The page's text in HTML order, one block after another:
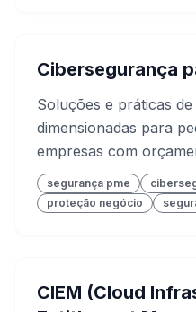
Cibersegurança
Soluções e práticas
dimensionadas para
empresas com
segurança pme
proteção negócio
CIEM (Cloud